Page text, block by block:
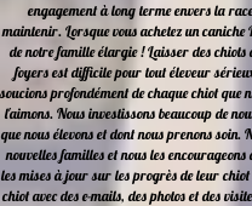
engagement à long terme envers la
maintenir. Lorsque vous achetez un
de notre famille élargie ! Laisser des chiots
foyers est difficile pour tout éleveur
soucions profondément de chaque chiot que
l'aimons. Nous investissons beaucoup de
que nous élevons et dont nous prenons soin.
nouvelles familles et nous les
les mises à jour sur les progrès de leur
chiot avec des e-mails, des photos et des